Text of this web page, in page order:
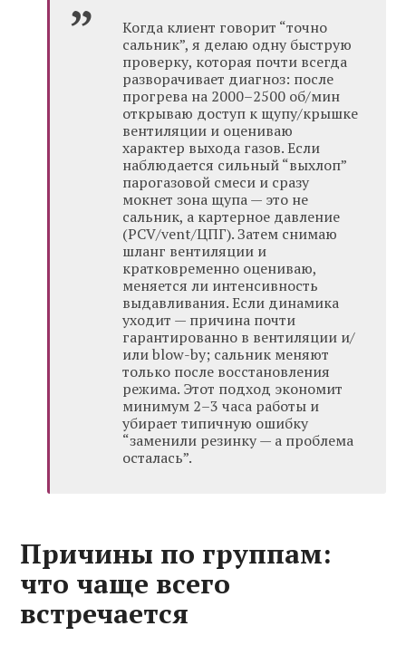
Когда клиент говорит “точно
сальник”, я делаю одну быструю
проверку, которая почти всегда
разворачивает диагноз: после
прогрева на 2000–2500 об/мин
открываю доступ к щупу/крышке
вентиляции и оцениваю
характер выхода газов. Если
наблюдается сильный “выхлоп”
парогазовой смеси и сразу
мокнет зона щупа — это не
сальник, а картерное давление
(PCV/vent/ЦПГ). Затем снимаю
шланг вентиляции и
кратковременно оцениваю,
меняется ли интенсивность
выдавливания. Если динамика
уходит — причина почти
гарантированно в вентиляции и/
или blow-by; сальник меняют
только после восстановления
режима. Этот подход экономит
минимум 2–3 часа работы и
убирает типичную ошибку
“заменили резинку — а проблема
осталась”.
Причины по группам:
что чаще всего
встречается